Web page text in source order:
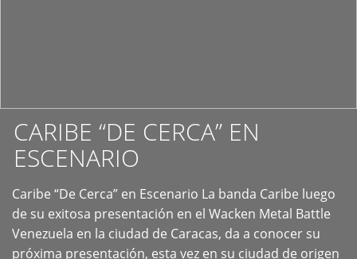
CARIBE “DE CERCA” EN
ESCENARIO
Caribe “De Cerca” en Escenario La banda Caribe luego
de su exitosa presentación en el Wacken Metal Battle
Venezuela en la ciudad de Caracas, da a conocer su
próxima presentación, esta vez en su ciudad de origen